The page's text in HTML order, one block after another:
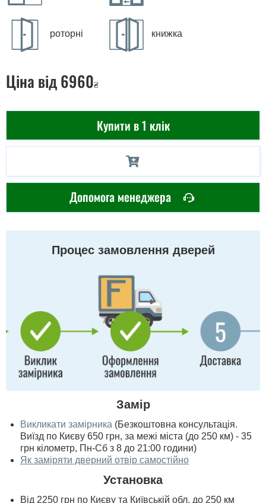
роторні книжка
Ціна від 6960₴
Купити в 1 клік
Допомога менеджера
Процес замовлення дверей
Замір
Викликати замірника (Безкоштовна консультація.
Виїзд по Києву 650 грн, за межі міста (до 250 км) - 35
грн кілометр, Пн-Сб з 8 до 21:00 години)
Як заміряти дверний отвір самостійно
Установка
Від 2250 грн по Києву та Київській обл. до 250 км